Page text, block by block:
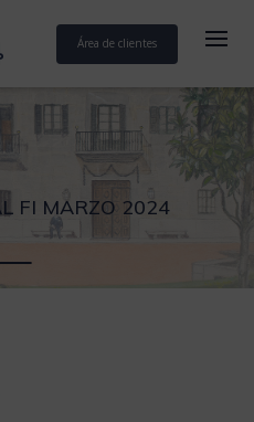
Área de clientes
FI MARZO 2024